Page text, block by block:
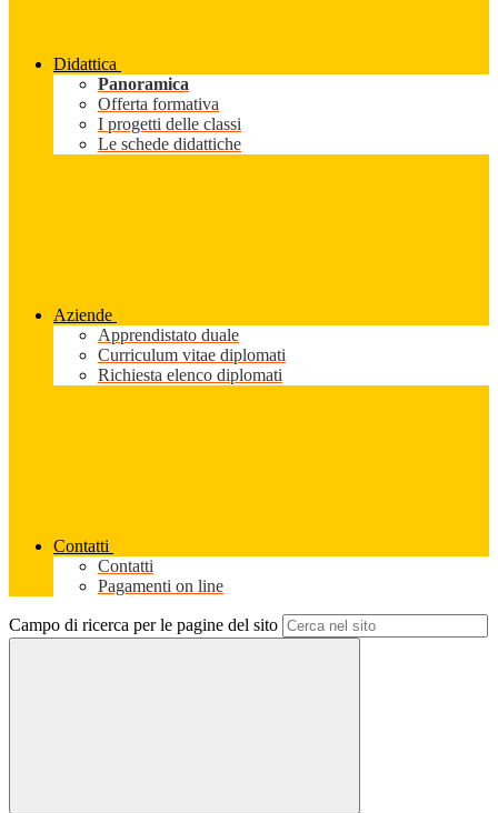
Didattica
Panoramica
Offerta formativa
I progetti delle classi
Le schede didattiche
Aziende
Apprendistato duale
Curriculum vitae diplomati
Richiesta elenco diplomati
Contatti
Contatti
Pagamenti on line
Campo di ricerca per le pagine del sito